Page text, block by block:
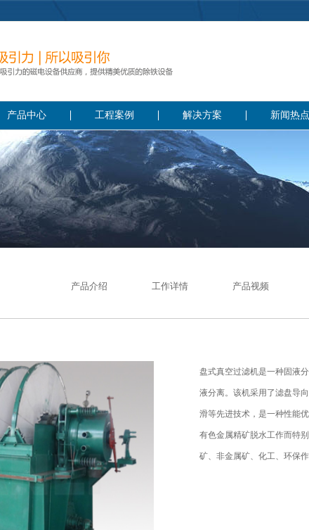
产品中心 工程案例 解决方案 新闻热点
产品介绍 工作详情 产品视频
盘式真空过滤机是一种固液
液分离。该机采用了滤盘导
滑等先进技术，是一种性能
有色金属精矿脱水工作而特
矿、非金属矿、化工、环保作